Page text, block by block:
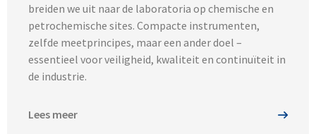
breiden we uit naar de laboratoria op chemische en
petrochemische sites. Compacte instrumenten,
zelfde meetprincipes, maar een ander doel –
essentieel voor veiligheid, kwaliteit en continuïteit in
de industrie.
Lees meer